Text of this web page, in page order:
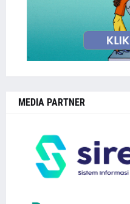
MEDIA PARTNER